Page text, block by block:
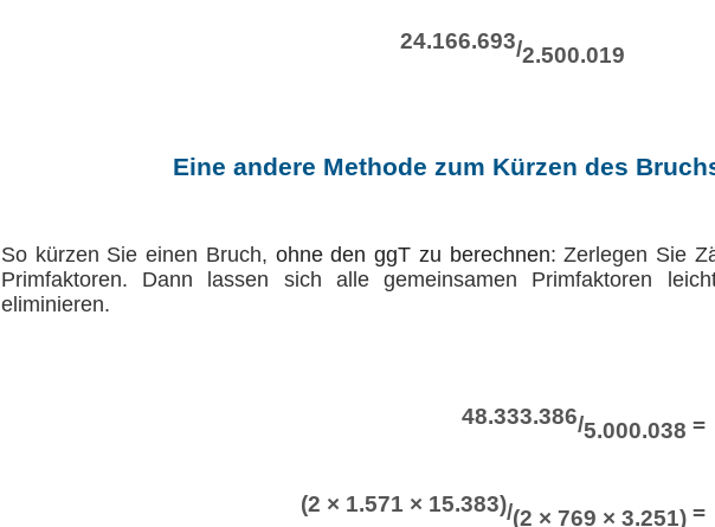
24.166.693/2.500.019
Eine andere Methode zum Kürzen des
So kürzen Sie einen Bruch, ohne den ggT zu berechnen: Zerlegen Sie
Primfaktoren. Dann lassen sich alle gemeinsamen Primfaktoren
eliminieren.
48.333.386/5.000.038 =
(2 × 1.571 × 15.383)/(2 × 769 × 3.251) =